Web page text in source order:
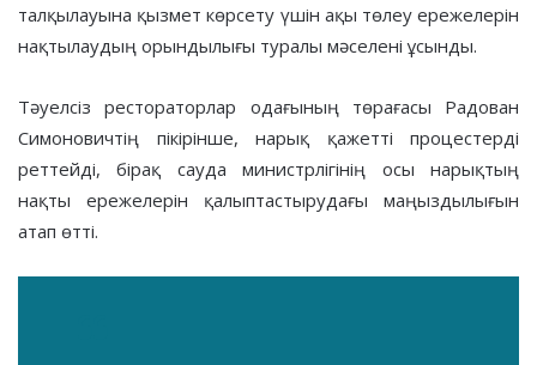
талқылауына қызмет көрсету үшін ақы төлеу ережелерін
нақтылаудың орындылығы туралы мәселені ұсынды.
Тәуелсіз рестораторлар одағының төрағасы Радован
Симоновичтің пікірінше, нарық қажетті процестерді
реттейді, бірақ сауда министрлігінің осы нарықтың
нақты ережелерін қалыптастырудағы маңыздылығын
атап өтті.